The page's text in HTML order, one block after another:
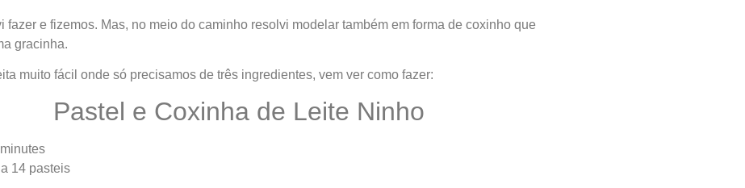
fazer e fizemos. Mas, no meio do caminho resolvi modelar também em forma de coxinho que
gracinha.
muito fácil onde só precisamos de três ingredientes, vem ver como fazer:
Pastel e Coxinha de Leite Ninho
14 pasteis